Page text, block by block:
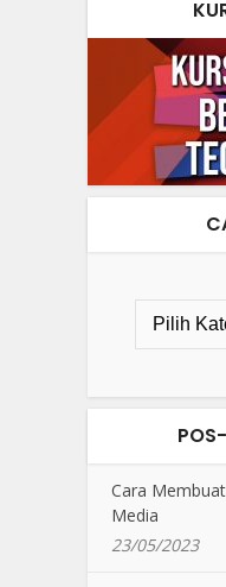
Cara
Media
23/05/2023